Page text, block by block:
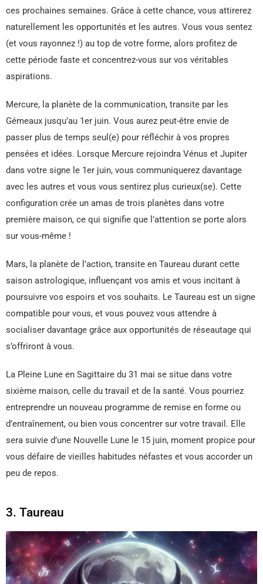
ces prochaines semaines. Grâce à cette chance, vous attirerez
naturellement les opportunités et les autres. Vous vous sentez
(et vous rayonnez !) au top de votre forme, alors profitez de
cette période faste et concentrez-vous sur vos véritables
aspirations.
Mercure, la planète de la communication, transite par les
Gémeaux jusqu’au 1er juin. Vous aurez peut-être envie de
passer plus de temps seul(e) pour réfléchir à vos propres
pensées et idées. Lorsque Mercure rejoindra Vénus et Jupiter
dans votre signe le 1er juin, vous communiquerez davantage
avec les autres et vous vous sentirez plus curieux(se). Cette
configuration crée un amas de trois planètes dans votre
première maison, ce qui signifie que l’attention se porte alors
sur vous-même !
Mars, la planète de l’action, transite en Taureau durant cette
saison astrologique, influençant vos amis et vous incitant à
poursuivre vos espoirs et vos souhaits. Le Taureau est un signe
compatible pour vous, et vous pouvez vous attendre à
socialiser davantage grâce aux opportunités de réseautage qui
s’offriront à vous.
La Pleine Lune en Sagittaire du 31 mai se situe dans votre
sixième maison, celle du travail et de la santé. Vous pourriez
entreprendre un nouveau programme de remise en forme ou
d’entraînement, ou bien vous concentrer sur votre travail. Elle
sera suivie d’une Nouvelle Lune le 15 juin, moment propice pour
vous défaire de vieilles habitudes néfastes et vous accorder un
peu de repos.
3. Taureau